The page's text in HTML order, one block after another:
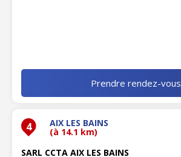
Prendre rendez-vous
4 AIX LES BAINS
(à 14.1 km)
SARL CCTA AIX LES BAINS